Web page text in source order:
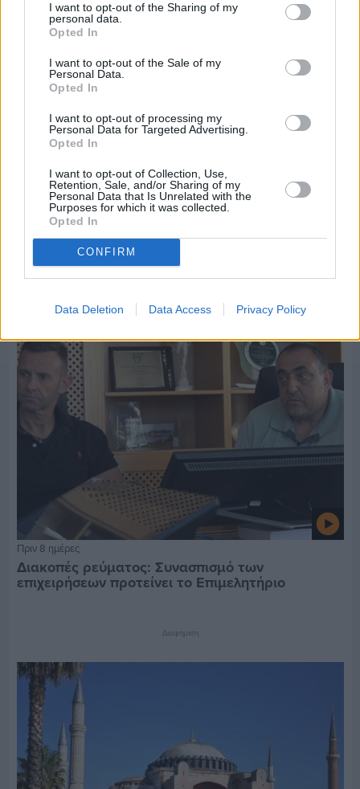
I want to opt-out of the Sharing of my
personal data.
Opted In
I want to opt-out of the Sale of my
Personal Data.
Opted In
I want to opt-out of processing my
Personal Data for Targeted Advertising.
Opted In
I want to opt-out of Collection, Use,
Retention, Sale, and/or Sharing of my
Personal Data that Is Unrelated with the
Purposes for which it was collected.
Opted In
CONFIRM
Data Deletion Data Access Privacy Policy
Εργασίες ασφαλτόστρωσης σε τρεις οδούς του
Βαρβασίου
Πριν 8 ημέρες
Διακοπές ρεύματος: Συνασπισμό των
επιχειρήσεων προτείνει το Επιμελητήριο
Διαφήμιση